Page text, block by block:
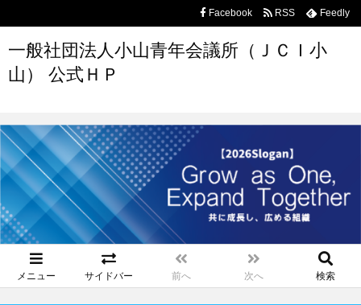
一般社団法人小山青年会議所（ＪＣＩ小
山） 公式ＨＰ
メニュー サイドバー 前へ 次へ 検索
Facebook RSS Feedly